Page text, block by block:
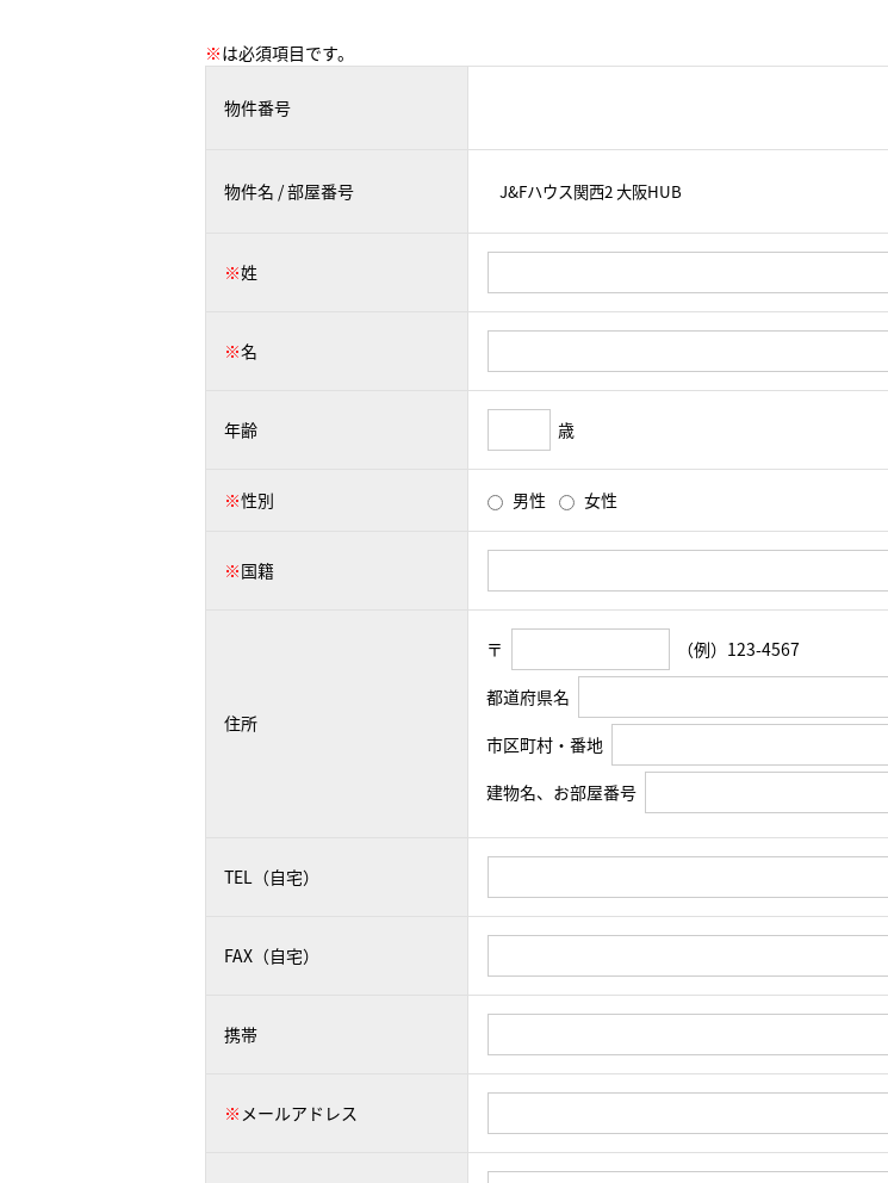
※は必須項目です。
物件番号
物件名 / 部屋番号
※姓
※名
年齢 歳
※性別 男性 女性
※国籍
住所
〒
（例）123-4567
都道府県名
市区町村・番地
建物名、お部屋番号
TEL（自宅）
FAX（自宅）
携帯
※ メールアドレス